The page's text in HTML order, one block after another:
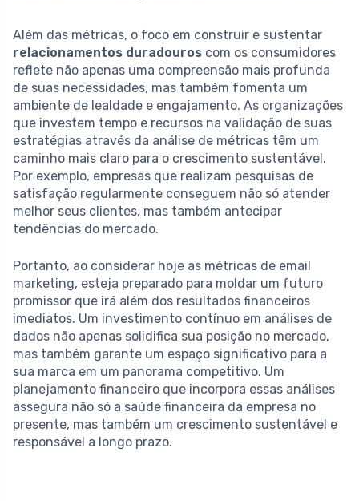
Além das métricas, o foco em construir e sustentar
relacionamentos duradouros com os consumidores
reflete não apenas uma compreensão mais profunda
de suas necessidades, mas também fomenta um
ambiente de lealdade e engajamento. As organizações
que investem tempo e recursos na validação de suas
estratégias através da análise de métricas têm um
caminho mais claro para o crescimento sustentável.
Por exemplo, empresas que realizam pesquisas de
satisfação regularmente conseguem não só atender
melhor seus clientes, mas também antecipar
tendências do mercado.
Portanto, ao considerar hoje as métricas de email
marketing, esteja preparado para moldar um futuro
promissor que irá além dos resultados financeiros
imediatos. Um investimento contínuo em análises de
dados não apenas solidifica sua posição no mercado,
mas também garante um espaço significativo para a
sua marca em um panorama competitivo. Um
planejamento financeiro que incorpora essas análises
assegura não só a saúde financeira da empresa no
presente, mas também um crescimento sustentável e
responsável a longo prazo.